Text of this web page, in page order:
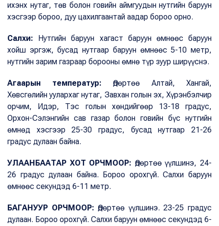
ихэнх нутаг, төв болон говийн аймгуудын нутгийн баруун
хэсгээр бороо, дуу цахилгаантай аадар бороо орно.
Салхи: Нутгийн баруун хагаст баруун өмнөөс баруун
хойш эргэж, бусад нутгаар баруун өмнөөс 5-10 метр,
нутгийн зарим газраар борооны өмнө түр зуур ширүүснэ.
Агаарын температур: Өдөртөө Алтай, Хангай,
Хөвсгөлийн уулархаг нутаг, Завхан голын эх, Хүрэнбэлчир
орчим, Идэр, Тэс голын хөндийгөөр 13-18 градус,
Орхон-Сэлэнгийн сав газар болон говийн бүс нутгийн
өмнөд хэсгээр 25-30 градус, бусад нутгаар 21-26
градус дулаан байна.
УЛААНБААТАР ХОТ ОРЧМООР: Өдөртөө үүлшинэ, 24-
26 градус дулаан байна. Бороо орохгүй. Салхи баруун
өмнөөс секундэд 6-11 метр.
БАГАНУУР ОРЧМООР: Өдөртөө үүлшинэ. 23-25 градус
дулаан. Бороо орохгүй. Салхи баруун өмнөөс секундэд 6-